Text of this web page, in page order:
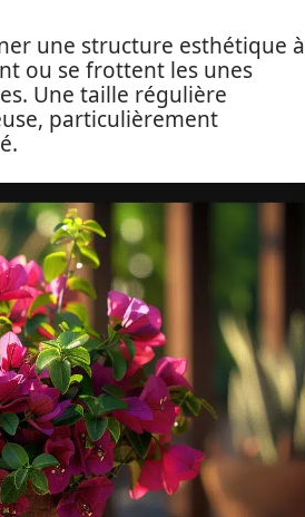
une structure esthétique à
ou se frottent les unes
Une taille régulière
particulièrement